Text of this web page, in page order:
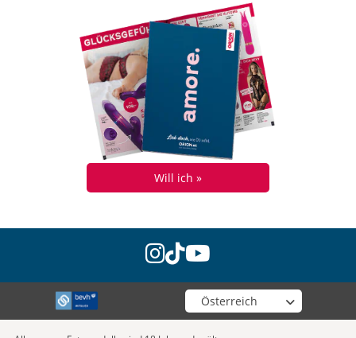
Will ich »
instagram
tiktok
youtube
Wähle deinen Shop